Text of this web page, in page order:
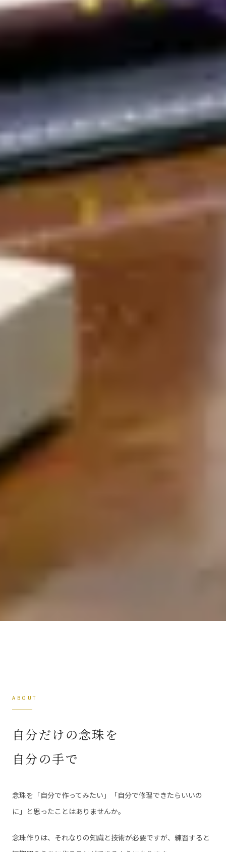
ABOUT
自分だけの念珠を
自分の手で
念珠を「自分で作ってみたい」「自分で修理できたらいいの
に」と思ったことはありませんか。
念珠作りは、それなりの知識と技術が必要ですが、練習すると